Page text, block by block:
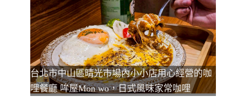
台北市中山區晴光市場內小小店用心經營的咖
哩餐廳 哞屋Mon wo，日式風味家常咖哩